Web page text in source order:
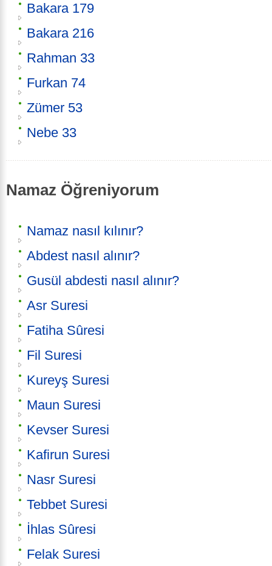
Bakara 179
Bakara 216
Rahman 33
Furkan 74
Zümer 53
Nebe 33
Namaz Öğreniyorum
Namaz nasıl kılınır?
Abdest nasıl alınır?
Gusül abdesti nasıl alınır?
Asr Suresi
Fatiha Sûresi
Fil Suresi
Kureyş Suresi
Maun Suresi
Kevser Suresi
Kafirun Suresi
Nasr Suresi
Tebbet Suresi
İhlas Sûresi
Felak Suresi